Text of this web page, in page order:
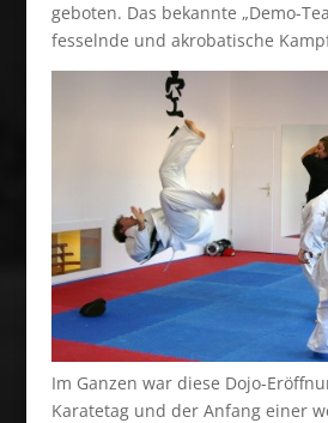
geboten. Das bekannte „Demo-
fesselnde und akrobatische
Im Ganzen war diese Dojo-
Karatetag und der Anfang einer